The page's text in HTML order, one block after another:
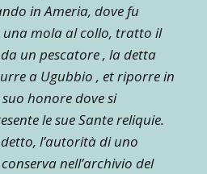
in Ameria, dove fu
una mola al collo, tratto il
un pescatore , la detta
a Ugubbio , et riporre in
honore dove si
le sue Sante reliquie.
l’autorità di uno
nell’archivio del